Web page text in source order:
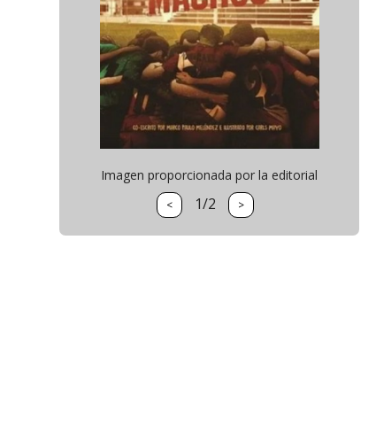
Imagen proporcionada por la editorial
< 1/2 >